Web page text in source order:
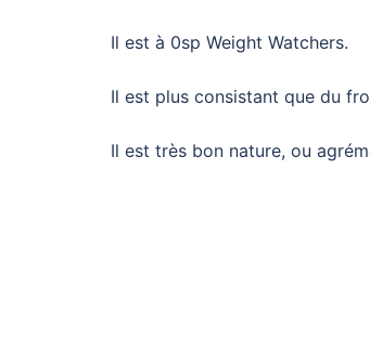
Il est à 0sp Weight Watchers.
Il est plus consistant que du
Il est très bon nature, ou